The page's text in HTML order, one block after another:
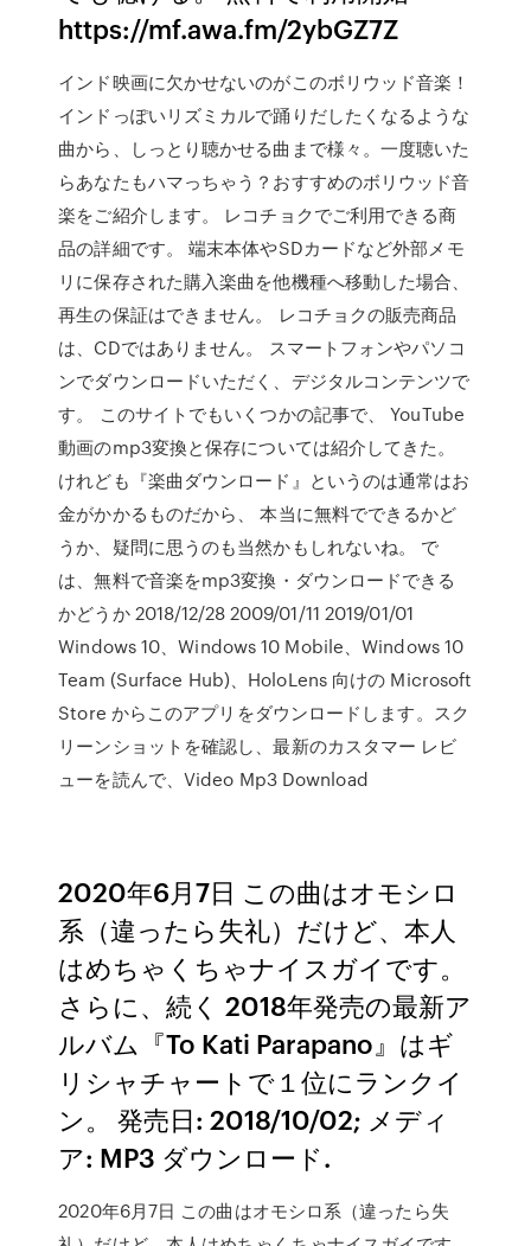
https://mf.awa.fm/2ybGZ7Z
インド映画に欠かせないのがこのボリウッド音楽！
インドっぽいリズミカルで踊りだしたくなるような
曲から、しっとり聴かせる曲まで様々。一度聴いた
らあなたもハマっちゃう？おすすめのボリウッド音
楽をご紹介します。 レコチョクでご利用できる商
品の詳細です。 端末本体やSDカードなど外部メモ
リに保存された購入楽曲を他機種へ移動した場合、
再生の保証はできません。 レコチョクの販売商品
は、CDではありません。 スマートフォンやパソコ
ンでダウンロードいただく、デジタルコンテンツで
す。 このサイトでもいくつかの記事で、 YouTube
動画のmp3変換と保存については紹介してきた。
けれども『楽曲ダウンロード』というのは通常はお
金がかかるものだから、 本当に無料でできるかど
うか、疑問に思うのも当然かもしれないね。 で
は、無料で音楽をmp3変換・ダウンロードできる
かどうか 2018/12/28 2009/01/11 2019/01/01
Windows 10、Windows 10 Mobile、Windows 10
Team (Surface Hub)、HoloLens 向けの Microsoft
Store からこのアプリをダウンロードします。スク
リーンショットを確認し、最新のカスタマー レビ
ューを読んで、Video Mp3 Download
2020年6月7日 この曲はオモシロ
系（違ったら失礼）だけど、本人
はめちゃくちゃナイスガイです。
さらに、続く 2018年発売の最新ア
ルバム『To Kati Parapano』はギ
リシャチャートで１位にランクイ
ン。 発売日: 2018/10/02; メディ
ア: MP3 ダウンロード.
2020年6月7日 この曲はオモシロ系（違ったら失